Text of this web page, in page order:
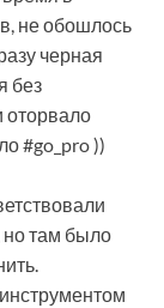
не обошлось
черная
без
оторвало
#go_pro ))
но там было